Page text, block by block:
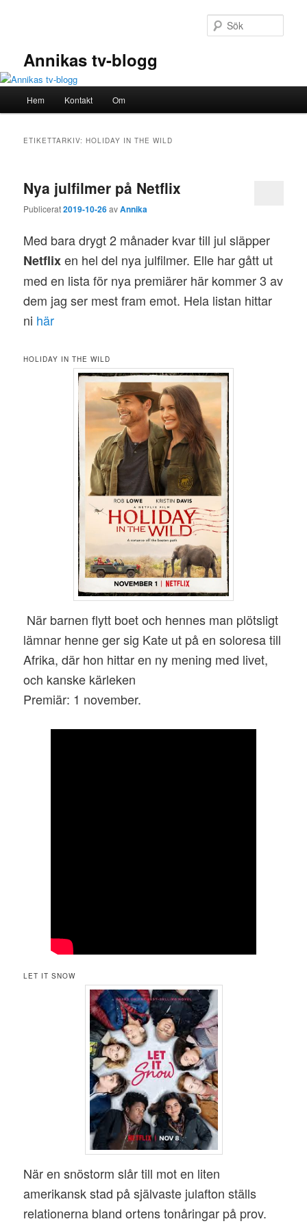
Annikas tv-blogg
Hem Kontakt Om
ETIKETTARKIV:HOLIDAY IN THE WILD
Nya julfilmer på Netflix
Publicerat2019-10-26avAnnika
Med bara drygt 2 månader kvar till jul släpper
Netflixen hel del nya julfilmer. Elle har gått ut
med en lista för nya premiärer här kommer 3 av
dem jag ser mest fram emot. Hela listan hittar
ni här
HOLIDAY IN THE WILD
När barnen flytt boet och hennes man plötsligt
lämnar henne ger sig Kate ut på en soloresa till
Afrika, där hon hittar en ny mening med livet,
och kanske kärleken
Premiär: 1 november.
LET IT SNOW
När en snöstorm slår till mot en liten
amerikansk stad på självaste julafton ställs
relationerna bland ortens tonåringar på prov.